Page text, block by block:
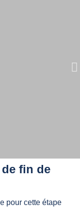
pour
pour
fin de
pour cette étape